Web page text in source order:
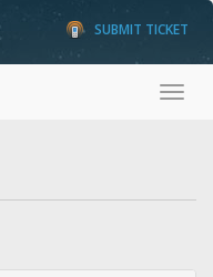
SUBMIT TICKET